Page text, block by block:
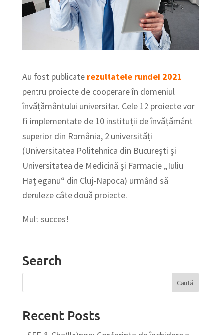
Au fost publicate rezultatele rundei 2021
pentru proiecte de cooperare în domeniul
învățământului universitar. Cele 12 proiecte vor
fi implementate de 10 instituții de învățământ
superior din România, 2 universități
(Universitatea Politehnica din București și
Universitatea de Medicină și Farmacie „Iuliu
Hațieganu“ din Cluj-Napoca) urmând să
deruleze câte două proiecte.
Mult succes!
Search
Recent Posts